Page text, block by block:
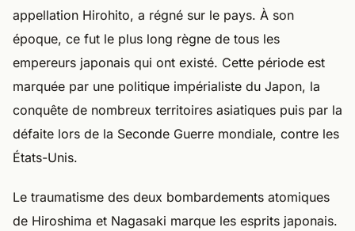
appellation Hirohito, a régné sur le pays. À son
époque, ce fut le plus long règne de tous les
empereurs japonais qui ont existé. Cette période est
marquée par une politique impérialiste du Japon, la
conquête de nombreux territoires asiatiques puis par la
défaite lors de la Seconde Guerre mondiale, contre les
États-Unis.
Le traumatisme des deux bombardements atomiques
de Hiroshima et Nagasaki marque les esprits japonais.